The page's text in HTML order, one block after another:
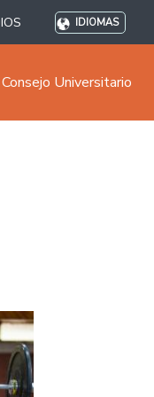
IDIOMAS
Consejo Universitario